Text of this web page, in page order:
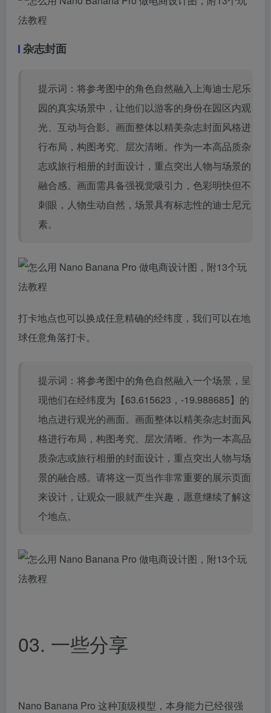
杂志封面
提示词：将参考图中的角色自然融入上海迪士尼乐
园的真实场景中，让他们以游客的身份在园区内观
光、互动与合影。画面整体以精美杂志封面风格进
行布局，构图考究、层次清晰。作为一本高品质杂
志或旅行相册的封面设计，重点突出人物与场景的
融合感。画面需具备强视觉吸引力，色彩明快但不
刺眼，人物生动自然，场景具有标志性的迪士尼元
素。
打卡地点也可以换成任意精确的经纬度，我们可以在地
球任意角落打卡。
提示词：将参考图中的角色自然融入一个场景，呈
现他们在经纬度为【63.615623，-19.988685】的
地点进行观光的画面。画面整体以精美杂志封面风
格进行布局，构图考究、层次清晰。作为一本高品
质杂志或旅行相册的封面设计，重点突出人物与场
景的融合感。请将这一页当作非常重要的展示页面
来设计，让观众一眼就产生兴趣，愿意继续了解这
个地点。
03. 一些分享
Nano Banana Pro 这种顶级模型，本身能力已经很强